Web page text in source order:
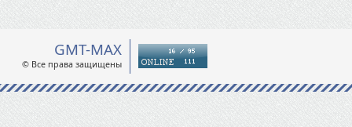
GMT-MAX
© Все права защищены